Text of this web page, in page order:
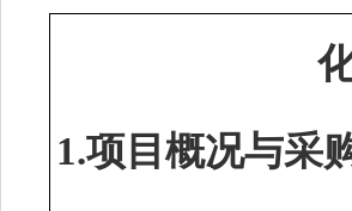
1.项目概况与采